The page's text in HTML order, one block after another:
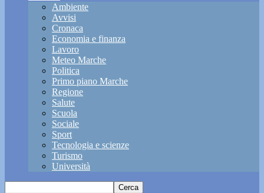
Ambiente
Avvisi
Cronaca
Economia e finanza
Lavoro
Meteo Marche
Politica
Primo piano Marche
Regione
Salute
Scuola
Sociale
Sport
Tecnologia e scienze
Turismo
Università